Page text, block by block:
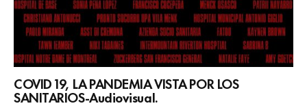
COVID 19, LA PANDEMIA VISTA POR LOS
SANITARIOS-Audiovisual.